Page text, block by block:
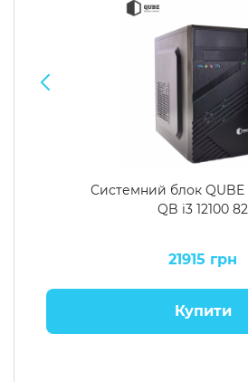
Системний блок
QB i3 12100 82
21915 грн
Купити